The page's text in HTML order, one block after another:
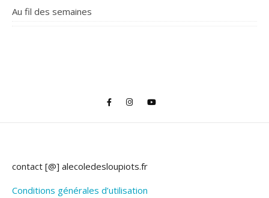
Au fil des semaines
contact [@] alecoledesloupiots.fr
Conditions générales d’utilisation